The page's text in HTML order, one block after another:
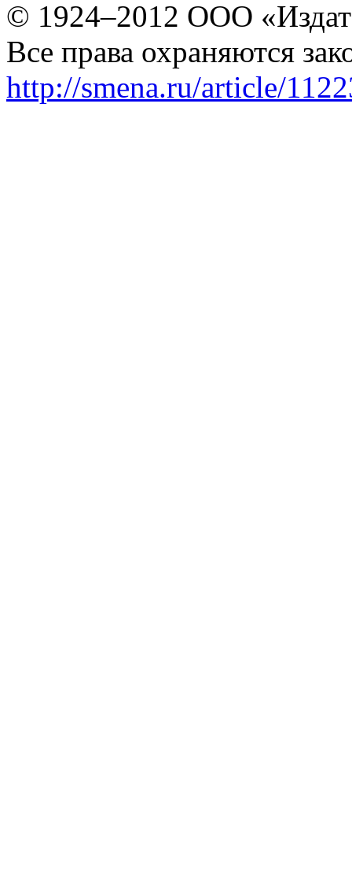
© 1924–2012 ООО
Все права охраняются
http://smena.ru/article/